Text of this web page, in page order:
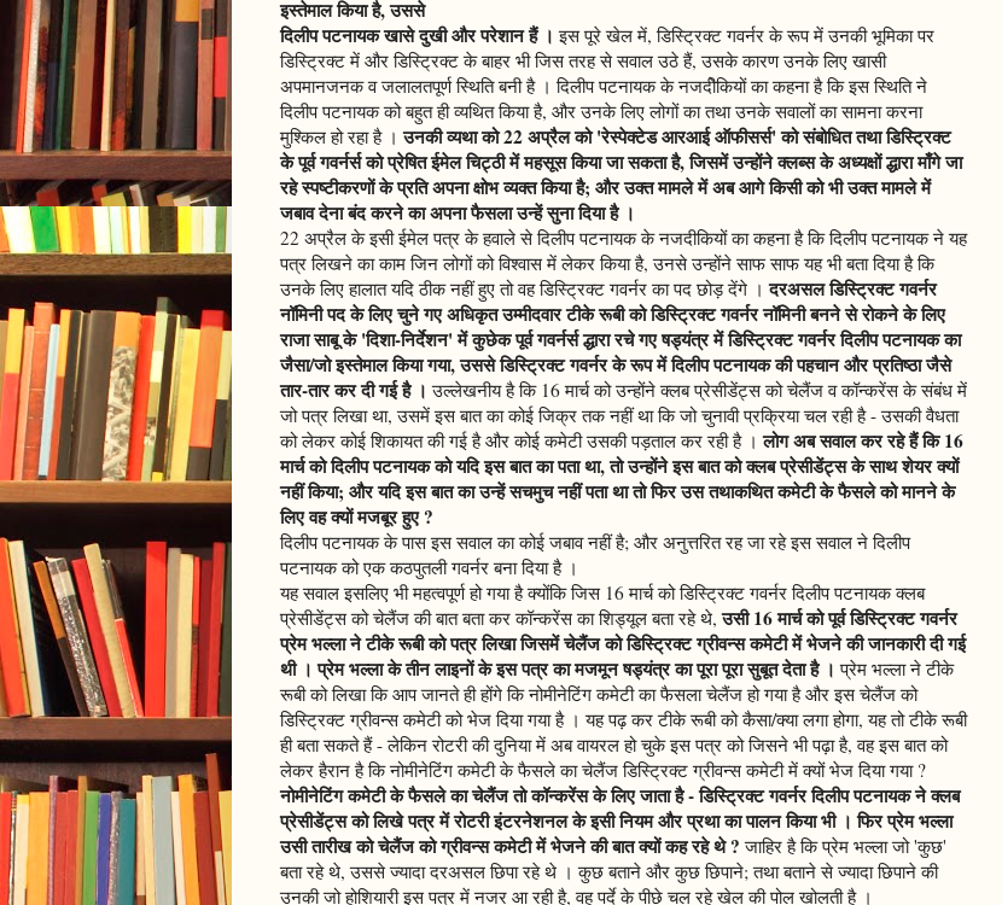
इस्तेमाल किया है, उससे
दिलीप पटनायक खासे दुखी और परेशान हैं । इस पूरे खेल में, डिस्ट्रिक्ट गवर्नर के रूप में उनकी भूमिका पर
डिस्ट्रिक्ट में और डिस्ट्रिक्ट के बाहर भी जिस तरह से सवाल उठे हैं, उसके कारण उनके लिए खासी
अपमानजनक व जलालतपूर्ण स्थिति बनी है । दिलीप पटनायक के नजदीेकियों का कहना है कि इस स्थिति ने
दिलीप पटनायक को बहुत ही व्यथित किया है, और उनके लिए लोगों का तथा उनके सवालों का सामना करना
मुश्किल हो रहा है ।उनकी व्यथा को 22 अप्रैल को 'रेस्पेक्टेड आरआई ऑफीसर्स' को संबोधित तथा डिस्ट्रिक्ट
के पूर्व गवर्नर्स को प्रेषित ईमेल चिट्ठी में महसूस किया जा सकता है, जिसमें उन्होंने क्लब्स के अध्यक्षों द्धारा माँगे जा
रहे स्पष्टीकरणों के प्रति अपना क्षोभ व्यक्त किया है; और उक्त मामले में अब आगे किसी को भी उक्त मामले में
जबाव देना बंद करने का अपना फैसला उन्हें सुना दिया है ।
22 अप्रैल के इसी ईमेल पत्र के हवाले से दिलीप पटनायक के नजदीकियों का कहना है कि दिलीप पटनायक ने यह
पत्र लिखने का काम जिन लोगों को विश्वास में लेकर किया है, उनसे उन्होंने साफ साफ यह भी बता दिया है कि
उनके लिए हालात यदि ठीक नहीं हुए तो वह डिस्ट्रिक्ट गवर्नर का पद छोड़ देंगे ।दरअसल डिस्ट्रिक्ट गवर्नर
नॉमिनी पद के लिए चुने गए अधिकृत उम्मीदवार टीके रूबी को डिस्ट्रिक्ट गवर्नर नॉमिनी बनने से रोकने के लिए
राजा साबू के 'दिशा-निर्देशन' में कुछेक पूर्व गवर्नर्स द्धारा रचे गए षड्यंत्र में डिस्ट्रिक्ट गवर्नर दिलीप पटनायक का
जैसा/जो इस्तेमाल किया गया, उससे डिस्ट्रिक्ट गवर्नर के रूप में दिलीप पटनायक की पहचान और प्रतिष्ठा जैसे
तार-तार कर दी गई है । उल्लेखनीय है कि 16 मार्च को उन्होंने क्लब प्रेसीडेंट्स को चेलैंज व कॉन्करेंस के संबंध में
जो पत्र लिखा था, उसमें इस बात का कोई जिक्र तक नहीं था कि जो चुनावी प्रक्रिया चल रही है - उसकी वैधता
को लेकर कोई शिकायत की गई है और कोई कमेटी उसकी पड़ताल कर रही है ।लोग अब सवाल कर रहे हैं कि 16
मार्च को दिलीप पटनायक को यदि इस बात का पता था, तो उन्होंने इस बात को क्लब प्रेसीडेंट्स के साथ शेयर क्यों
नहीं किया; और यदि इस बात का उन्हें सचमुच नहीं पता था तो फिर उस तथाकथित कमेटी के फैसले को मानने के
लिए वह क्यों मजबूर हुए ?
दिलीप पटनायक के पास इस सवाल का कोई जबाव नहीं है; और अनुत्तरित रह जा रहे इस सवाल ने दिलीप
पटनायक को एक कठपुतली गवर्नर बना दिया है ।
यह सवाल इसलिए भी महत्वपूर्ण हो गया है क्योंकि जिस 16 मार्च को डिस्ट्रिक्ट गवर्नर दिलीप पटनायक क्लब
प्रेसीडेंट्स को चेलैंज की बात बता कर कॉन्करेंस का शिड्यूल बता रहे थे,उसी 16 मार्च को पूर्व डिस्ट्रिक्ट गवर्नर
प्रेम भल्ला ने टीके रूबी को पत्र लिखा जिसमें चेलैंज को डिस्ट्रिक्ट ग्रीवन्स कमेटी में भेजने की जानकारी दी गई
थी । प्रेम भल्ला के तीन लाइनों के इस पत्र का मजमून षड्यंत्र का पूरा पूरा सुबूत देता है । प्रेम भल्ला ने टीके
रूबी को लिखा कि आप जानते ही होंगे कि नोमीनेटिंग कमेटी का फैसला चेलैंज हो गया है और इस चेलैंज को
डिस्ट्रिक्ट ग्रीवन्स कमेटी को भेज दिया गया है । यह पढ़ कर टीके रूबी को कैसा/क्या लगा होगा, यह तो टीके रूबी
ही बता सकते हैं - लेकिन रोटरी की दुनिया में अब वायरल हो चुके इस पत्र को जिसने भी पढ़ा है, वह इस बात को
लेकर हैरान है कि नोमीनेटिंग कमेटी के फैसले का चेलैंज डिस्ट्रिक्ट ग्रीवन्स कमेटी में क्यों भेज दिया गया ?
नोमीनेटिंग कमेटी के फैसले का चेलैंज तो कॉन्करेंस के लिए जाता है - डिस्ट्रिक्ट गवर्नर दिलीप पटनायक ने क्लब
प्रेसीडेंट्स को लिखे पत्र में रोटरी इंटरनेशनल के इसी नियम और प्रथा का पालन किया भी । फिर प्रेम भल्ला
उसी तारीख को चेलैंज को ग्रीवन्स कमेटी में भेजने की बात क्यों कह रहे थे ? जाहिर है कि प्रेम भल्ला जो 'कुछ'
बता रहे थे, उससे ज्यादा दरअसल छिपा रहे थे । कुछ बताने और कुछ छिपाने; तथा बताने से ज्यादा छिपाने की
उनकी जो होशियारी इस पत्र में नजर आ रही है, वह पर्दे के पीछे चल रहे खेल की पोल खोलती है ।